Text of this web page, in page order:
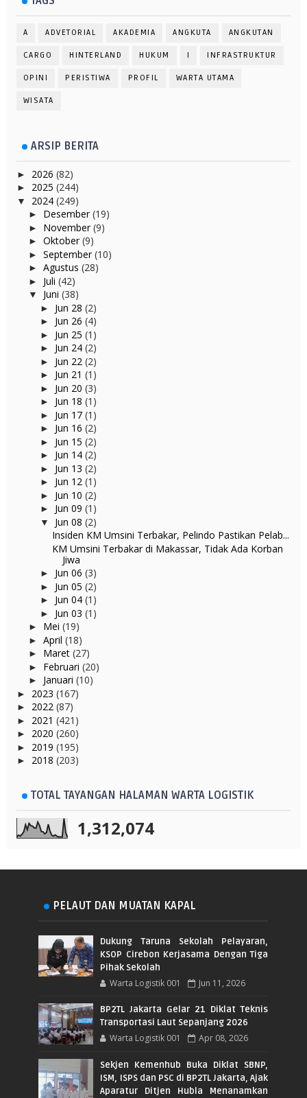
A ADVETORIAL AKADEMIA ANGKUTA ANGKUTAN
CARGO HINTERLAND HUKUM I INFRASTRUKTUR
OPINI PERISTIWA PROFIL WARTA UTAMA
WISATA
ARSIP BERITA
► 2026 (82)
► 2025 (244)
▼ 2024 (249)
► Desember(19)
► November(9)
► Oktober(9)
► September(10)
► Agustus (28)
► Juli (42)
▼ Juni (38)
► Jun 28 (2)
► Jun 26 (4)
► Jun 25 (1)
► Jun 24 (2)
► Jun 22 (2)
► Jun 21 (1)
► Jun 20 (3)
► Jun 18 (1)
► Jun 17 (1)
► Jun 16 (2)
► Jun 15 (2)
► Jun 14 (2)
► Jun 13 (2)
► Jun 12 (1)
► Jun 10 (2)
► Jun 09 (1)
▼ Jun 08 (2)
Insiden KM Umsini Terbakar, Pelindo Pastikan Pelab...
KM Umsini Terbakar di Makassar, Tidak Ada Korban
Jiwa
► Jun 06 (3)
► Jun 05 (2)
► Jun 04 (1)
► Jun 03 (1)
► Mei (19)
► April (18)
► Maret (27)
► Februari (20)
► Januari (10)
► 2023 (167)
► 2022 (87)
► 2021 (421)
► 2020 (260)
► 2019 (195)
► 2018 (203)
TOTAL TAYANGAN HALAMAN WARTA LOGISTIK
1,312,074
PELAUT DAN MUATAN KAPAL
Dukung Taruna Sekolah Pelayaran,
KSOP Cirebon Kerjasama Dengan Tiga
Pihak Sekolah
Warta Logistik 001 Jun 11, 2026
BP2TL Jakarta Gelar 21 Diklat Teknis
Transportasi Laut Sepanjang 2026
Warta Logistik 001 Apr 08, 2026
Sekjen Kemenhub Buka Diklat SBNP,
ISM, ISPS dan PSC di BP2TL Jakarta, Ajak
Aparatur Ditjen Hubla Menanamkan